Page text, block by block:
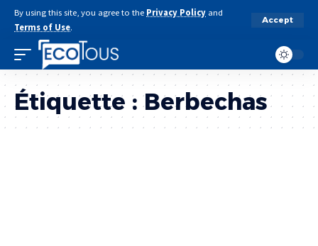
By using this site, you agree to the Privacy Policy and
Terms of Use.
Accept
Étiquette :Berbechas